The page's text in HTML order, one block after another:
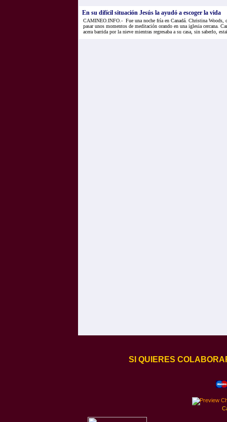
En su difícil situación Jesús la ayudó a escoger la vida
CAMINEO.INFO.- Fue una noche fría en Canadá. Christina Woods,
pasar unos momentos de meditación orando en una iglesia cercana.
acera barrida por la nieve mientras regresaba a su casa, sin saberlo,
SI QUIERES